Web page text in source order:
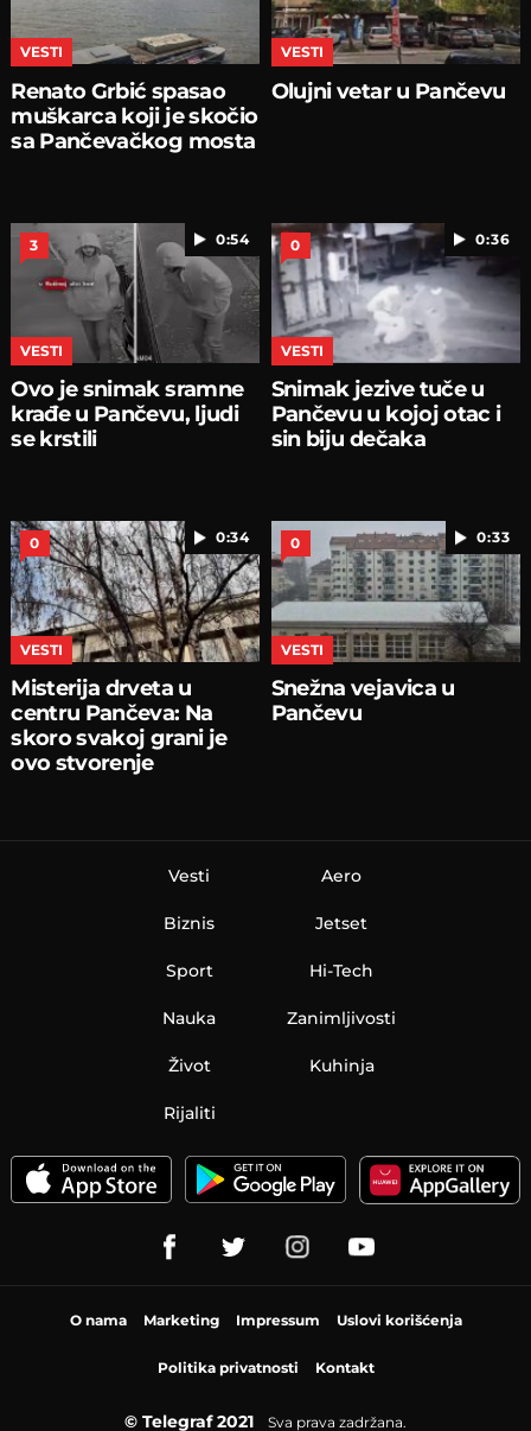
VESTI
Renato Grbić spasao
muškarca koji je skočio
sa Pančevačkog mosta
VESTI
Olujni vetar u Pančevu
0:54
3
VESTI
Ovo je snimak sramne
krađe u Pančevu, ljudi
se krstili
0:36
0
VESTI
Snimak jezive tuče u
Pančevu u kojoj otac i
sin biju dečaka
0:34
0
VESTI
Misterija drveta u
centru Pančeva: Na
skoro svakoj grani je
ovo stvorenje
0:33
0
VESTI
Snežna vejavica u
Pančevu
Vesti
Biznis
Sport
Nauka
Aero
Jetset
Hi-Tech
Zanimljivosti
Život Kuhinja
Rijaliti
O nama Marketing Impressum Uslovi korišćenja
Politika privatnosti Kontakt
© Telegraf 2021 Sva prava zadržana.